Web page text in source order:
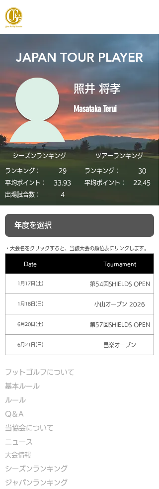
JAPAN TOUR PLAYER
照井 将孝
Masataka Terui
シーズンランキング
ランキング：
29
平均ポイント：
33.93
​出場試合数：
4
​ツアーランキング
ランキング：
30
平均ポイント：
22.45
​・大会名をクリックすると、当該大会の順位表にリンクします。
Date Tournament
1月17日(土) 第54回SHIELDS OPEN
1月18日(日) 小山オープン 2026
6月20日(土) 第57回SHIELDS OPEN
6月21日(日) 邑楽オープン
フットゴルフについて
基本ルール
ルール
Q＆A
​当協会について
​ニュース
大会情報
シーズンランキング
ジャパンランキング